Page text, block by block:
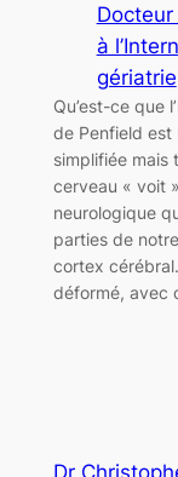
à
gériatrie
Qu’est-ce que
de Penfield est
simplifiée mais
cerveau « voit
neurologique
parties de
cortex
déformé, avec
Dr